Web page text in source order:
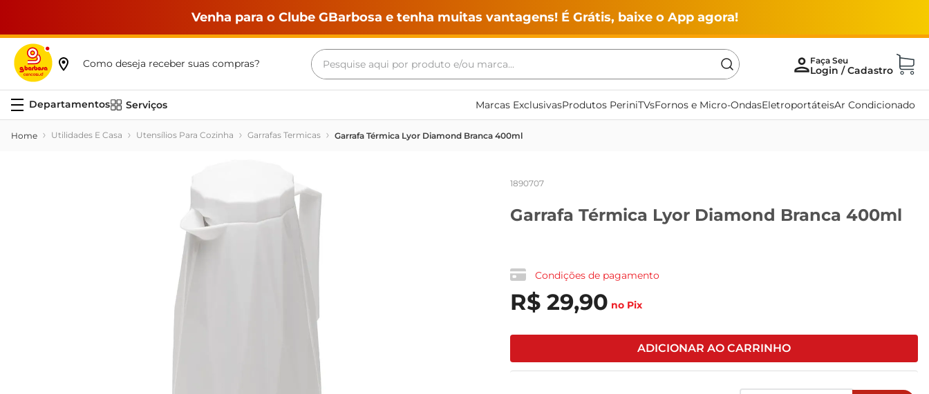
Venha para o Clube GBarbosa e tenha muitas vantagens! É Grátis, baixe o App agora!
Como deseja receber suas compras?
Pesquise aqui por produto e/ou marca...
Serviços Marcas ExclusivasProdutos PeriniTVsFornos e Micro-OndasEletroportáteisAr Condicionado
Utilidades E Casa Utensílios Para Cozinha Garrafas Termicas Garrafa Térmica Lyor Diamond Branca 400ml
1890707
Garrafa Térmica Lyor Diamond Branca 400ml
Condições de pagamento
R$ 29,90 no Pix
ADICIONAR AO CARRINHO
Termos mais buscados
maquina lavar